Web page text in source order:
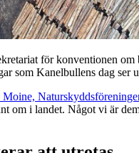
för konventionen
som Kanelbullens dag ser
om i landet. Något vi är